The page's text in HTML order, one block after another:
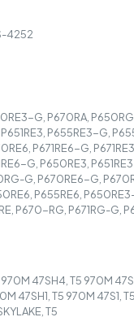
4252
G, P670RA,
P655RE3-G,
P671RE6-G,
G, P650RE3,
G, P670RE6-G,
P655RE6,
P670-RG, P671RG-G,
970M 47SH4, T5 970M
47SH1, T5 970M 47S1,
T5